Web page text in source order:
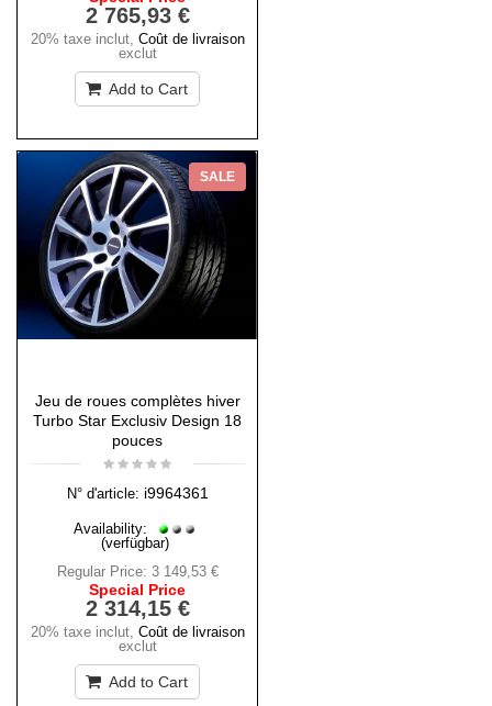
2 765,93 €
20% taxe inclut, Coût de livraison
exclut
Add to Cart
SALE
Jeu de roues complètes hiver
Turbo Star Exclusiv Design 18
pouces
N° d'article: i9964361
Availability:
(verfügbar)
Regular Price: 3 149,53 €
Special Price
2 314,15 €
20% taxe inclut, Coût de livraison
exclut
Add to Cart